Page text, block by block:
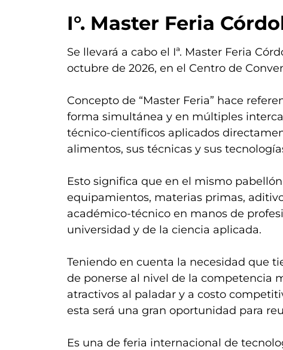
I°. Master Feria
Se llevará a cabo el Iª. Master Feria
octubre de 2026, en el Centro de
Concepto de “Master Feria” hace
forma simultánea y en múltiples
técnico-científicos aplicados
alimentos, sus técnicas y sus
Esto significa que en el mismo
equipamientos, materias primas,
académico-técnico en manos de
universidad y de la ciencia aplicada.
Teniendo en cuenta la necesidad que
de ponerse al nivel de la competencia
atractivos al paladar y a costo
esta será una gran oportunidad para
Es una de feria internacional de